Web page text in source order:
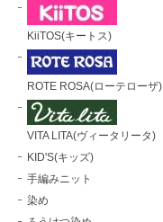
KiiTOS(キートス)
ROTE ROSA(ローテローザ)
VITA LITA(ヴィータリータ)
KID'S(キッズ)
手編みニット
染め